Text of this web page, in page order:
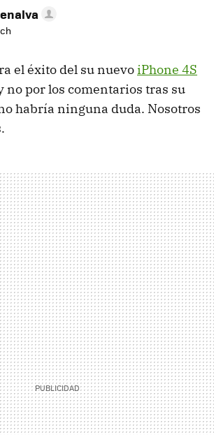
el éxito del su nuevoiPhone 4S
no por los comentarios tras su
habría ninguna duda. Nosotros